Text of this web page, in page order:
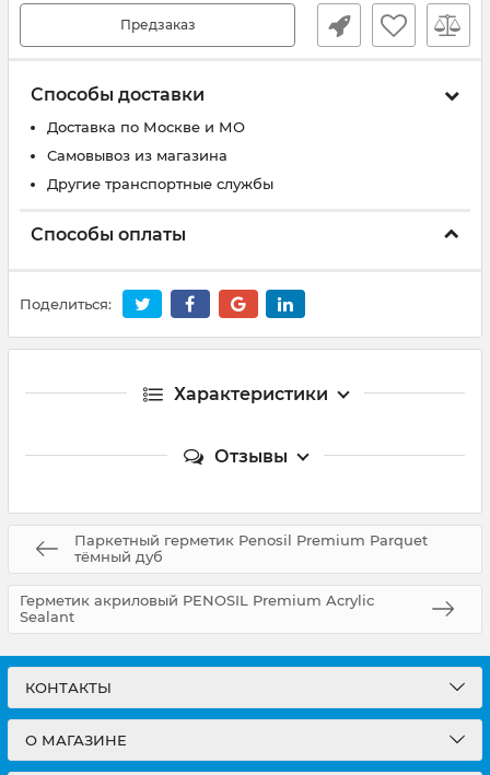
Предзаказ
Способы доставки
Доставка по Москве и МО
Самовывоз из магазина
Другие транспортные службы
Способы оплаты
Поделиться:
Характеристики
Отзывы
Паркетный герметик Penosil Premium Parquet
тёмный дуб
Герметик акриловый PENOSIL Premium Acrylic
Sealant
КОНТАКТЫ
О МАГАЗИНЕ